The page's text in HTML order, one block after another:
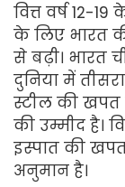
वित्त वर्ष 12-
के लिए भारत
से बढ़ी। भारत
दुनिया में
स्टील की
की उम्मीद है।
इस्पात की
अनुमान है।